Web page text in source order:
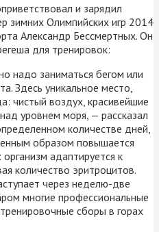
и зарядил
зимних Олимпийских игр 2014
Александр Бессмертных. Он
для тренировок:
надо заниматься бегом или
Здесь уникальное место,
чистый воздух, красивейшие
уровнем моря, — рассказал
количестве дней,
образом повышается
адаптируется к
количество эритроцитов.
через неделю-две
многие профессиональные
сборы в горах